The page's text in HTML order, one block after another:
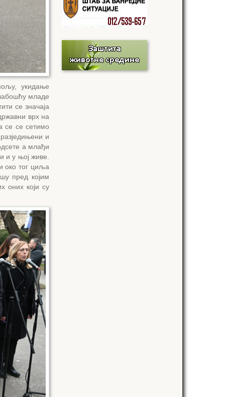
укидање
младе
се значаја
врх на
се се сетимо
и
а млађи
и у њој живе.
око тог циља
пред којим
оних који су